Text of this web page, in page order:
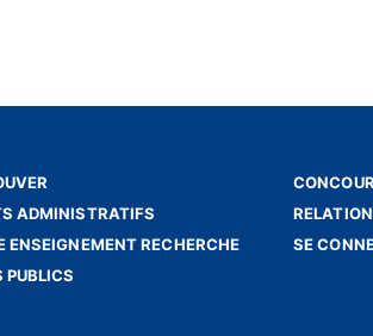
ADMINISTRATIFS
ENSEIGNEMENT RECHERCHE
PUBLICS
SE